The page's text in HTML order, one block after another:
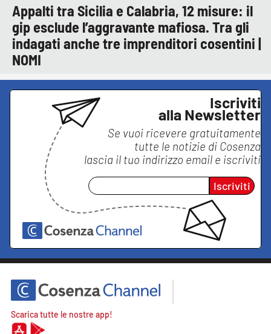
Appalti tra Sicilia e Calabria, 12 misure: il
gip esclude l’aggravante mafiosa. Tra gli
indagati anche tre imprenditori cosentini |
NOMI
Iscriviti
alla Newsletter
Se vuoi ricevere gratuitamente
tutte le notizie di Cosenza
lascia il tuo indirizzo email e iscriviti
Iscriviti
Scarica tutte le nostre app!